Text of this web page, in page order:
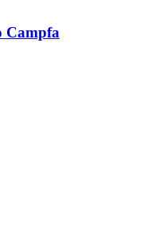
Campfa